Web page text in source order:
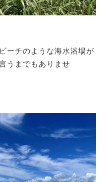
ーチのような海水浴場が
うまでもありませ